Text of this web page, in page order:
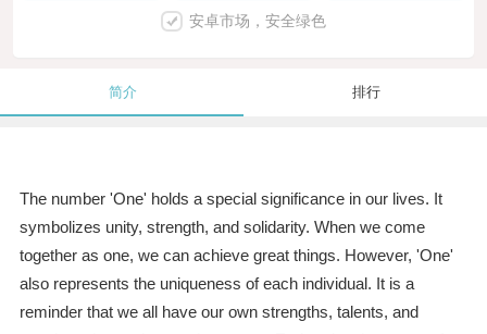
安卓市场，安全绿色
简介 排行
The number 'One' holds a special significance in our lives. It
symbolizes unity, strength, and solidarity. When we come
together as one, we can achieve great things. However, 'One'
also represents the uniqueness of each individual. It is a
reminder that we all have our own strengths, talents, and